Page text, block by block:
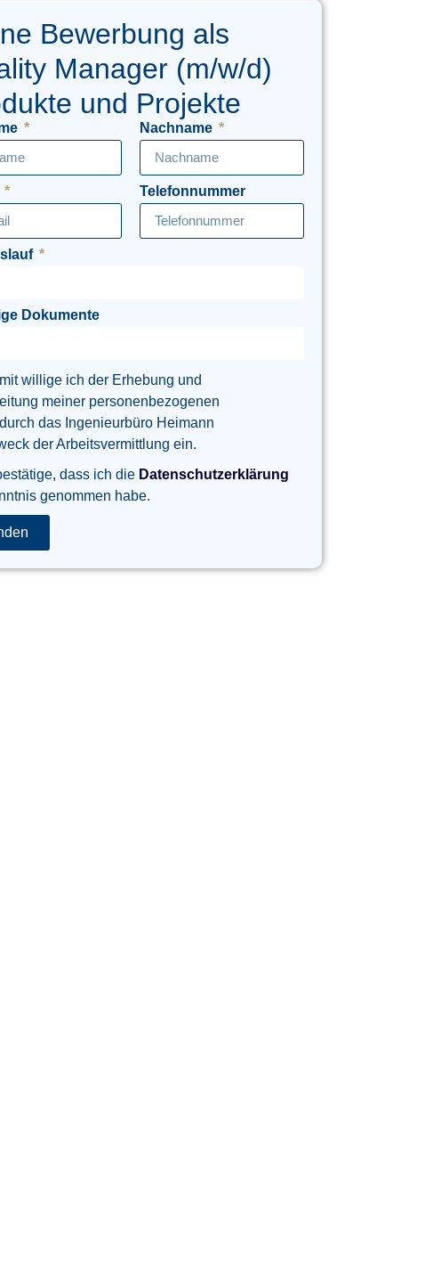
Bewerbung als
Manager (m/w/d)
und Projekte
Nachname
Telefonnummer
Dokumente
willige ich der Erhebung und
meiner personenbezogenen
das Ingenieurbüro Heimann
der Arbeitsvermittlung ein.
dass ich die Datenschutzerklärung
genommen habe.